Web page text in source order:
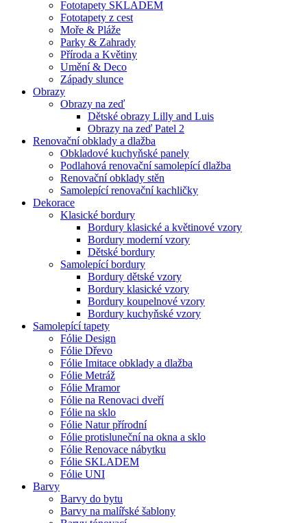
Fototapety SKLADEM
Fototapety z cest
Moře & Pláže
Parky & Zahrady
Příroda a Květiny
Umění & Deco
Západy slunce
Obrazy
Obrazy na zeď
Dětské obrazy Lilly and Luis
Obrazy na zeď Patel 2
Renovační obklady a dlažba
Obkladové kuchyňské panely
Podlahová renovační samolepící dlažba
Renovační obklady stěn
Samolepící renovační kachličky
Dekorace
Klasické bordury
Bordury klasické a květinové vzory
Bordury moderní vzory
Dětské bordury
Samolepící bordury
Bordury dětské vzory
Bordury klasické vzory
Bordury koupelnové vzory
Bordury kuchyňské vzory
Samolepící tapety
Fólie Design
Fólie Dřevo
Fólie Imitace obklady a dlažba
Fólie Metráž
Fólie Mramor
Fólie na Renovaci dveří
Fólie na sklo
Fólie Natur přírodní
Fólie protisluneční na okna a sklo
Fólie Renovace nábytku
Fólie SKLADEM
Fólie UNI
Barvy
Barvy do bytu
Barvy na malířské šablony